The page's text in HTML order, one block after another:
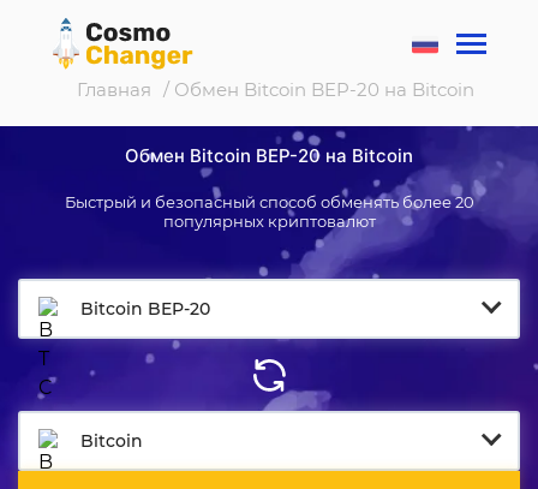
Главная / Обмен Bitcoin BEP-20 на Bitcoin
Обмен Bitcoin BEP-20 на Bitcoin
Быстрый и безопасный способ обменять более 20
популярных криптовалют
Bitcoin BEP-20
Bitcoin